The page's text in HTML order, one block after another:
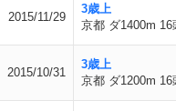
2015/11/29
3歳上
京都 ダ1400m 16
2015/10/31
3歳上
京都 ダ1200m 16